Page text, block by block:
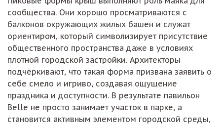
сообщества. Они хорошо просматриваются с
балконов окружающих жилых башен и служат
ориентиром, который символизирует присутствие
общественного пространства даже в условиях
плотной городской застройки. Архитекторы
подчёркивают, что такая форма призвана заявить о
себе смело и игриво, создавая ощущение
праздника и доступности. В результате павильон
Belle не просто занимает участок в парке, а
становится активным элементом городской среды,